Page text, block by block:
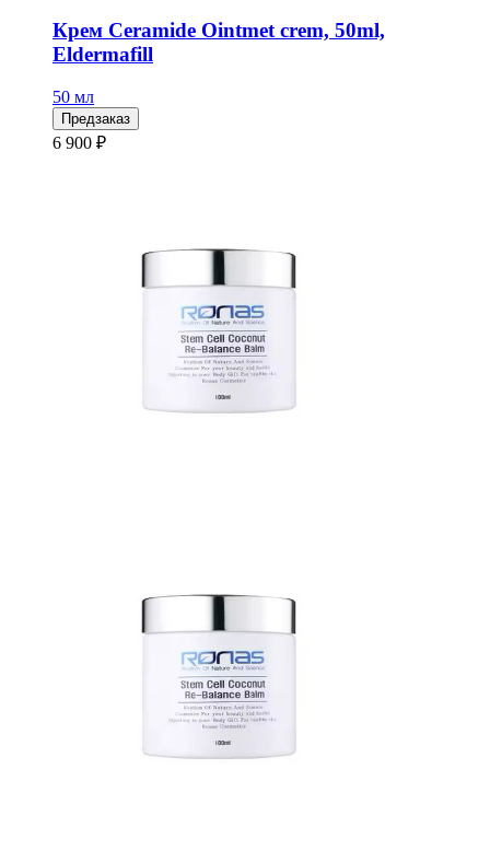
Крем Ceramide Ointmet crem, 50ml,
Eldermafill
50 мл
Предзаказ
6 900 ₽